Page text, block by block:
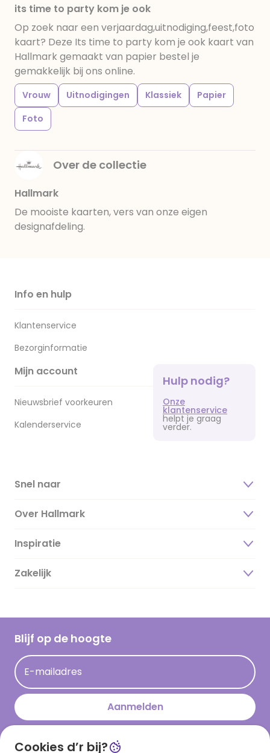
its time to party kom je ook
Op zoek naar een verjaardag,uitnodiging,feest,foto
kaart? Deze Its time to party kom je ook kaart van
Hallmark gemaakt van papier bestel je
gemakkelijk bij ons online.
Vrouw Uitnodigingen Klassiek
Papier
Foto
Over de collectie
Hallmark
De mooiste kaarten, vers van onze eigen
designafdeling.
Info en hulp
Klantenservice
Bezorginformatie
Mijn account
Nieuwsbrief voorkeuren
Kalenderservice
Hulp nodig?
Onze
klantenservice
helpt je graag
verder.
Snel naar
Over Hallmark
Over ons
Duurzaamheid
Hallmark Kaartclub
Acties
Persberichten
Hallmark en Kinderpostzegels
Inspiratie
Magazine
Cadeau inspiratie
Kaartinspiratie
Zakelijk
Blijf op de hoogte
E-mailadres
Aanmelden
Cookies d’r bij?